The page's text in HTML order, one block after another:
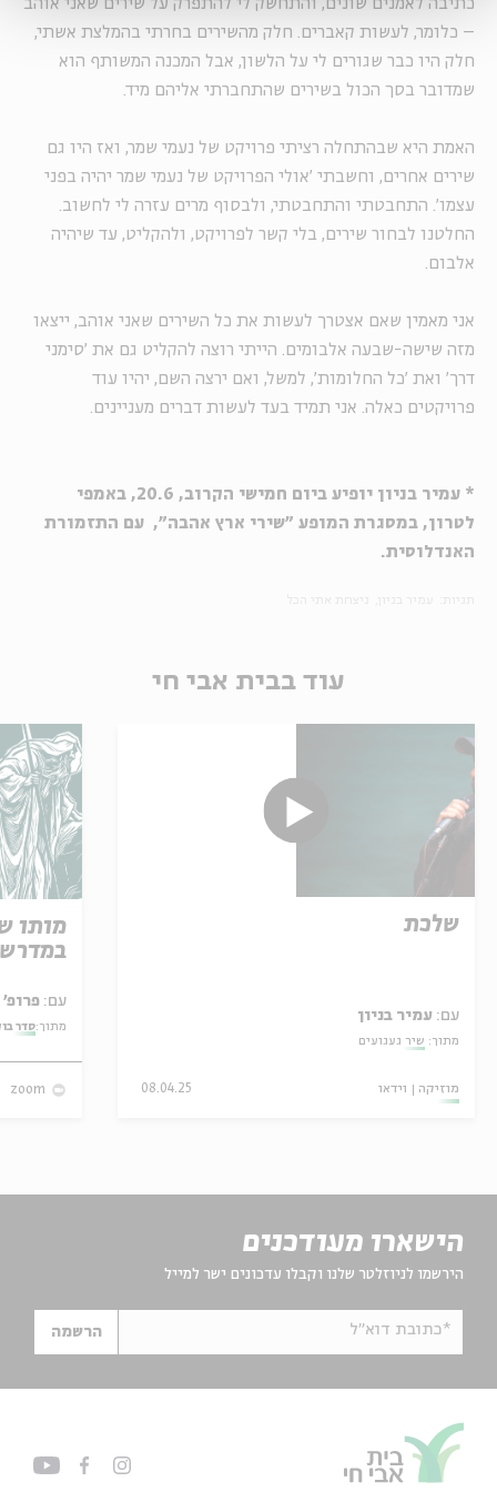
כתיבה לאמנים שונים, והתחשק לי להתפרק על שירים שאני אוהב
– כלומר, לעשות קאברים. חלק מהשירים בחרתי בהמלצת אשתי,
חלק היו כבר שגורים לי על הלשון, אבל המכנה המשותף הוא
שמדובר בסך הכול בשירים שהתחברתי אליהם מיד.
האמת היא שבהתחלה רציתי פרויקט של נעמי שמר, ואז היו גם
שירים אחרים, וחשבתי 'אולי הפרויקט של נעמי שמר יהיה בפני
עצמו'. התחבטתי והתחבטתי, ולבסוף מרים עזרה לי לחשוב.
החלטנו לבחור שירים, בלי קשר לפרויקט, ולהקליט, עד שיהיה
אלבום.
אני מאמין שאם אצטרך לעשות את כל השירים שאני אוהב, ייצאו
מזה שישה-שבעה אלבומים. הייתי רוצה להקליט גם את 'סימני
דרך' ואת 'כל החלומות', למשל, ואם ירצה השם, יהיו עוד
פרויקטים כאלה. אני תמיד בעד לעשות דברים מעניינים.
* עמיר בניון יופיע ביום חמישי הקרוב, 20.6, באמפי
לטרון, במסגרת המופע "שירי ארץ אהבה", עם התזמורת
האנדלוסית.
עוד בבית אבי חי
שלכת
עם: עמיר בניון
מתוך: שיר געגועים
מוזיקה וידאו 08.04.25
מותו
עם: פרופ' אביגדור שנאן
מתוך:סדר
zoom
הישארו מעודכנים
הירשמו לניוזלטר שלנו וקבלו עדכונים ישר למייל
*כתובת דוא"ל הרשמה